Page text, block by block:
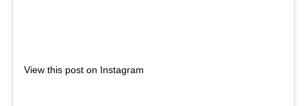
View this post on Instagram